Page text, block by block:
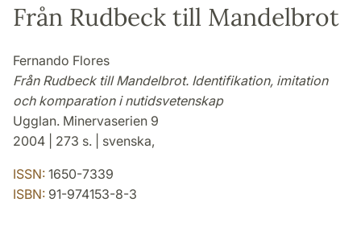
Från Rudbeck till Mandelbrot
Fernando Flores
Från Rudbeck till Mandelbrot. Identifikation, imitation
och komparation i nutidsvetenskap
Ugglan. Minervaserien 9
2004 | 273 s. | svenska,
ISSN: 1650-7339
ISBN: 91-974153-8-3